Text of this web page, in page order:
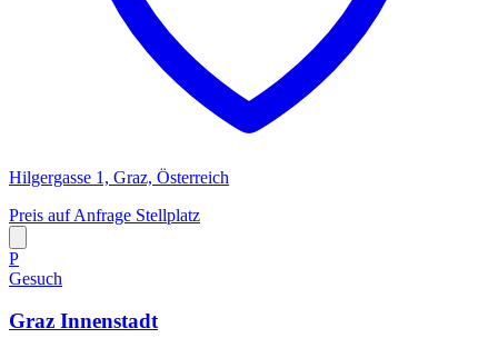
Hilgergasse 1, Graz, Österreich
Preis auf Anfrage Stellplatz
P
Gesuch
Graz Innenstadt